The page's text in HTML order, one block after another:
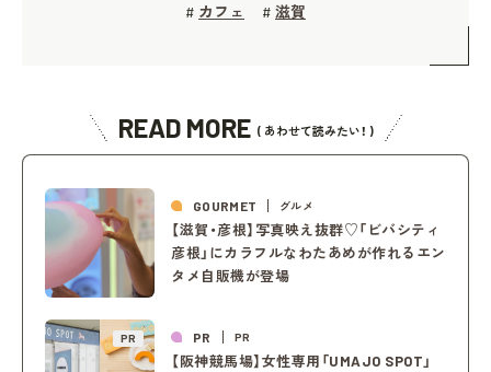
# カフェ # 滋賀
READ MORE ( あわせて読みたい！ )
GOURMET グルメ
【滋賀・彦根】写真映え抜群♡「ビバシティ
彦根」にカラフルなわたあめが作れるエン
タメ自販機が登場
PR PR PR
【阪神競馬場】女性専用「UMAJO SPOT」